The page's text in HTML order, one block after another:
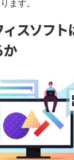
ます。
スソフト